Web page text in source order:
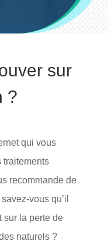
sur
?
qui vous
traitements
recommande de
vous qu’il
sur la perte de
naturels ?